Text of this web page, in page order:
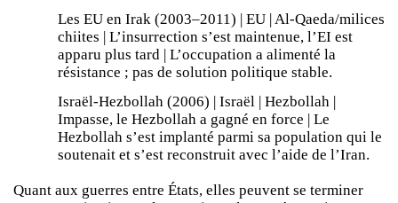
Les EU en Irak (2003–2011) | EU | Al-Qaeda/milices
chiites | L’insurrection s’est maintenue, l’EI est
apparu plus tard | L’occupation a alimenté la
résistance ; pas de solution politique stable.
Israël-Hezbollah (2006) | Israël | Hezbollah |
Impasse, le Hezbollah a gagné en force | Le
Hezbollah s’est implanté parmi sa population qui le
soutenait et s’est reconstruit avec l’aide de l’Iran.
Quant aux guerres entre États, elles peuvent se terminer